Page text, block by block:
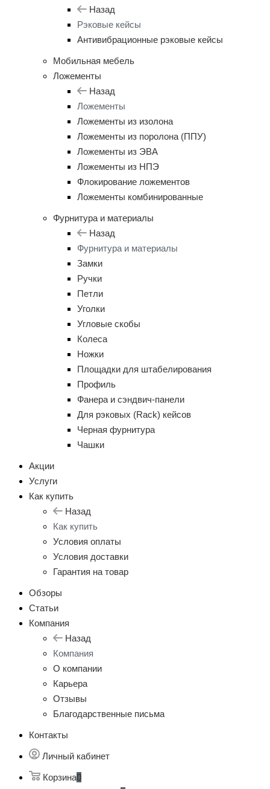
Назад
Рэковые кейсы
Антивибрационные рэковые кейсы
Мобильная мебель
Ложементы
Назад
Ложементы
Ложементы из изолона
Ложементы из поролона (ППУ)
Ложементы из ЭВА
Ложементы из НПЭ
Флокирование ложементов
Ложементы комбинированные
Фурнитура и материалы
Назад
Фурнитура и материалы
Замки
Ручки
Петли
Уголки
Угловые скобы
Колеса
Ножки
Площадки для штабелирования
Профиль
Фанера и сэндвич-панели
Для рэковых (Rack) кейсов
Черная фурнитура
Чашки
Акции
Услуги
Как купить
Назад
Как купить
Условия оплаты
Условия доставки
Гарантия на товар
Обзоры
Статьи
Компания
Назад
Компания
О компании
Карьера
Отзывы
Благодарственные письма
Контакты
Личный кабинет
Корзина0